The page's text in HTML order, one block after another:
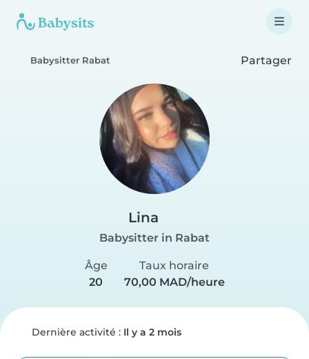
Babysitter Rabat Partager
Lina
Babysitter in Rabat
Âge
20
Taux horaire
70,00 MAD/heure
Dernière activité : Il y a 2 mois